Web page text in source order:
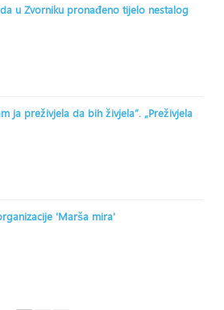
u Zvorniku pronađeno tijelo nestalog
ja preživjela da bih živjela“. „Preživjela
'Marša mira'